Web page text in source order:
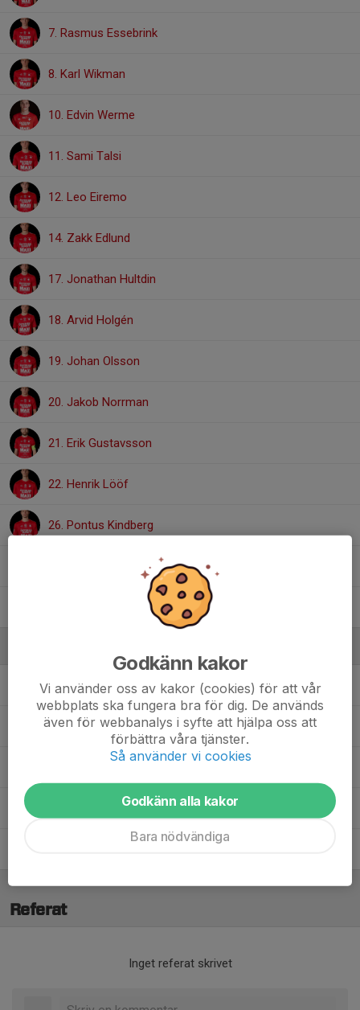
7. Rasmus Essebrink
8. Karl Wikman
10. Edvin Werme
11. Sami Talsi
12. Leo Eiremo
14. Zakk Edlund
17. Jonathan Hultdin
18. Arvid Holgén
19. Johan Olsson
20. Jakob Norrman
21. Erik Gustavsson
22. Henrik Lööf
26. Pontus Kindberg
Anders SköldqvistMaterialförvaltare
Andreas TagessonHuvudtränare
Johannes LundinAssisterande tränare
Referat
Inget referat skrivet
Godkänn kakor
Vi använder oss av kakor (cookies) för att vår
webbplats ska fungera bra för dig. De används
även för webbanalys i syfte att hjälpa oss att
förbättra våra tjänster.
Så använder vi cookies
Godkänn alla kakor
Bara nödvändiga